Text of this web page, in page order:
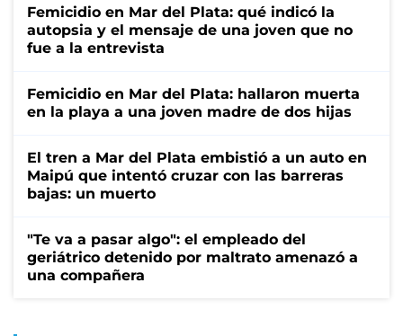
Femicidio en Mar del Plata: qué indicó la
autopsia y el mensaje de una joven que no
fue a la entrevista
Femicidio en Mar del Plata: hallaron muerta
en la playa a una joven madre de dos hijas
El tren a Mar del Plata embistió a un auto en
Maipú que intentó cruzar con las barreras
bajas: un muerto
"Te va a pasar algo": el empleado del
geriátrico detenido por maltrato amenazó a
una compañera